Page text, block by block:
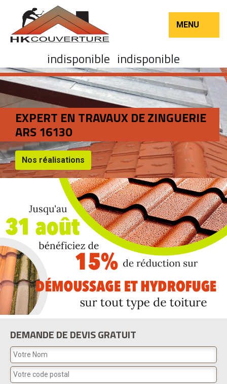
MENU
indisponible indisponible
EXPERT EN TRAVAUX DE ZINGUERIE
ARS 16130
Nos réalisations
DEMANDE DE DEVIS GRATUIT